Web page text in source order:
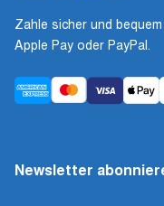
Zahle sicher und
Apple Pay oder PayPal.
Newsletter